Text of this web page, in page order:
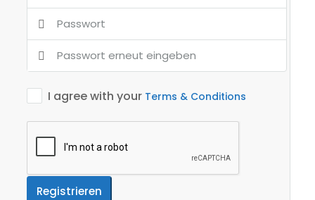
I agree with your Terms & Conditions
Registrieren